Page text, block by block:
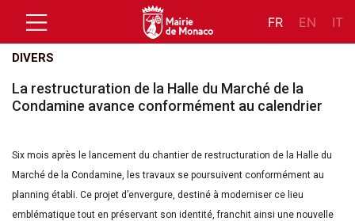
FR EN IT
DIVERS
La restructuration de la Halle du Marché de la
Condamine avance conformément au calendrier
Six mois après le lancement du chantier de restructuration de la Halle du
Marché de la Condamine, les travaux se poursuivent conformément au
planning établi. Ce projet d’envergure, destiné à moderniser ce lieu
emblématique tout en préservant son identité, franchit ainsi une nouvelle